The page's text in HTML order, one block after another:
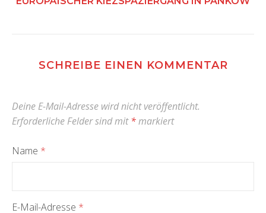
SCHREIBE EINEN KOMMENTAR
Deine E-Mail-Adresse wird nicht veröffentlicht.
Erforderliche Felder sind mit*markiert
Name *
E-Mail-Adresse *